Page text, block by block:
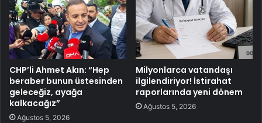
CHP’li Ahmet Akın: “Hep
beraber bunun üstesinden
geleceğiz, ayağa
kalkacağız”
Ağustos 5, 2026
Milyonlarca vatandaşı
ilgilendiriyor! İstirahat
raporlarında yeni dönem
Ağustos 5, 2026